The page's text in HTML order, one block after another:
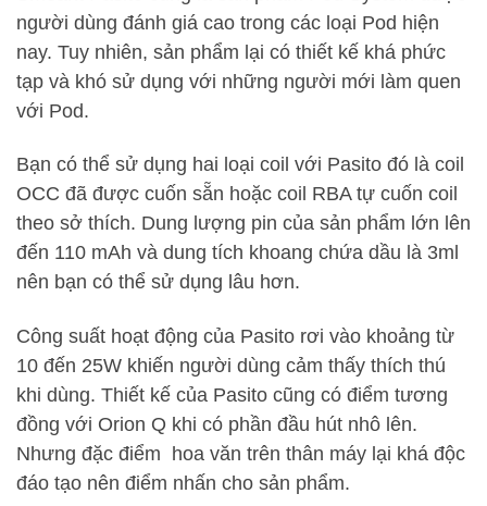
người dùng đánh giá cao trong các loại Pod hiện
nay. Tuy nhiên, sản phẩm lại có thiết kế khá phức
tạp và khó sử dụng với những người mới làm quen
với Pod.
Bạn có thể sử dụng hai loại coil với Pasito đó là coil
OCC đã được cuốn sẵn hoặc coil RBA tự cuốn coil
theo sở thích. Dung lượng pin của sản phẩm lớn lên
đến 110 mAh và dung tích khoang chứa dầu là 3ml
nên bạn có thể sử dụng lâu hơn.
Công suất hoạt động của Pasito rơi vào khoảng từ
10 đến 25W khiến người dùng cảm thấy thích thú
khi dùng. Thiết kế của Pasito cũng có điểm tương
đồng với Orion Q khi có phần đầu hút nhô lên.
Nhưng đặc điểm hoa văn trên thân máy lại khá độc
đáo tạo nên điểm nhấn cho sản phẩm.